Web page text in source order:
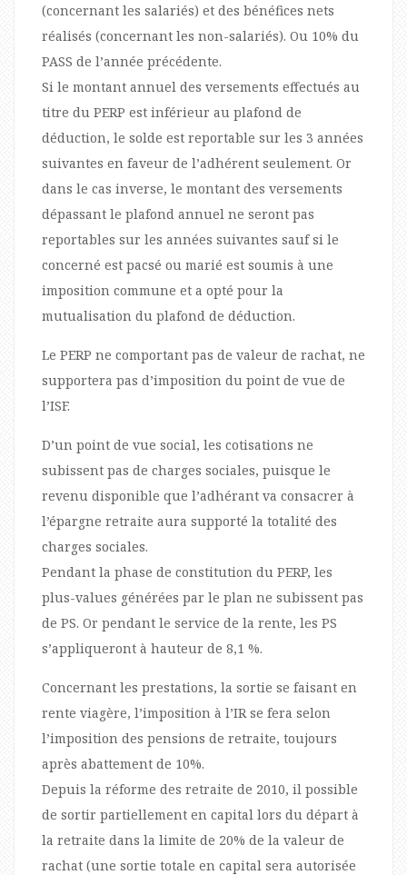
(concernant les salariés) et des bénéfices nets
réalisés (concernant les non-salariés). Ou 10% du
PASS de l’année précédente.
Si le montant annuel des versements effectués au
titre du PERP est inférieur au plafond de
déduction, le solde est reportable sur les 3 années
suivantes en faveur de l’adhérent seulement. Or
dans le cas inverse, le montant des versements
dépassant le plafond annuel ne seront pas
reportables sur les années suivantes sauf si le
concerné est pacsé ou marié est soumis à une
imposition commune et a opté pour la
mutualisation du plafond de déduction.
Le PERP ne comportant pas de valeur de rachat, ne
supportera pas d’imposition du point de vue de
l’ISF.
D’un point de vue social, les cotisations ne
subissent pas de charges sociales, puisque le
revenu disponible que l’adhérant va consacrer à
l’épargne retraite aura supporté la totalité des
charges sociales.
Pendant la phase de constitution du PERP, les
plus-values générées par le plan ne subissent pas
de PS. Or pendant le service de la rente, les PS
s’appliqueront à hauteur de 8,1 %.
Concernant les prestations, la sortie se faisant en
rente viagère, l’imposition à l’IR se fera selon
l’imposition des pensions de retraite, toujours
après abattement de 10%.
Depuis la réforme des retraite de 2010, il possible
de sortir partiellement en capital lors du départ à
la retraite dans la limite de 20% de la valeur de
rachat (une sortie totale en capital sera autorisée